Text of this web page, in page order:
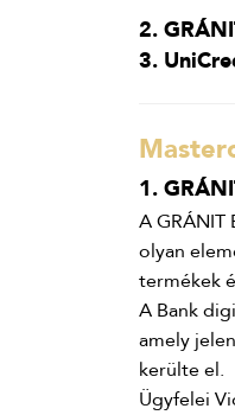
2.
3.
1.
A GRÁNIT
olyan
termékek
A Bank
amely
kerülte el.
Ügyfelei